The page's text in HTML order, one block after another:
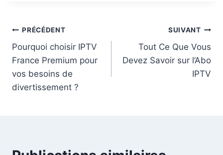
PRÉCÉDENT
Pourquoi choisir IPTV
France Premium pour
vos besoins de
divertissement ?
SUIVANT
Tout Ce Que Vous
Devez Savoir sur l’Abo
IPTV